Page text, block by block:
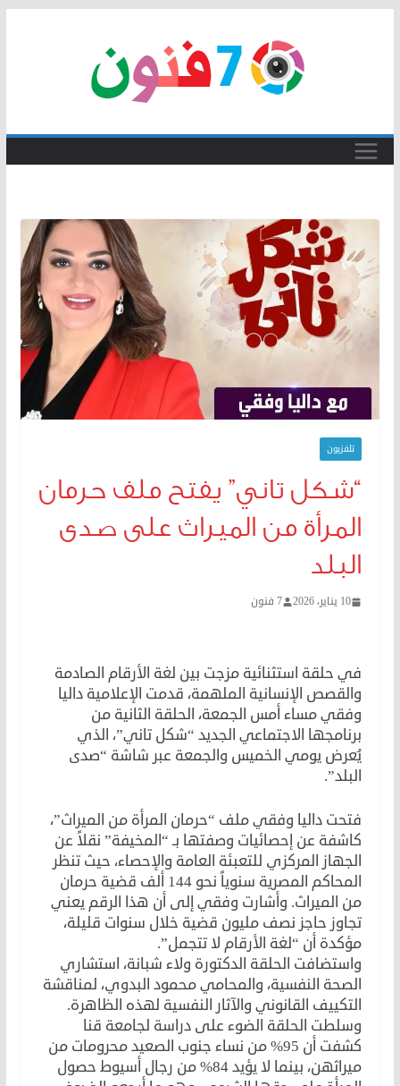
تلفزيون
“شكل تاني” يفتح ملف حرمان
المرأة من الميراث على صدى
البلد
10 يناير، 2026 7 فنون
في حلقة استثنائية مزجت بين لغة الأرقام الصادمة
والقصص الإنسانية الملهمة، قدمت الإعلامية داليا
وفقي مساء أمس الجمعة، الحلقة الثانية من
برنامجها الاجتماعي الجديد “شكل تاني”، الذي
يُعرض يومي الخميس والجمعة عبر شاشة “صدى
البلد”.
فتحت داليا وفقي ملف “حرمان المرأة من الميراث”،
كاشفة عن إحصائيات وصفتها بـ “المخيفة” نقلاً عن
الجهاز المركزي للتعبئة العامة والإحصاء، حيث تنظر
المحاكم المصرية سنوياً نحو 144 ألف قضية حرمان
من الميراث. وأشارت وفقي إلى أن هذا الرقم يعني
تجاوز حاجز نصف مليون قضية خلال سنوات قليلة،
مؤكدة أن “لغة الأرقام لا تتجمل”.
واستضافت الحلقة الدكتورة ولاء شبانة، استشاري
الصحة النفسية، والمحامي محمود البدوي، لمناقشة
التكييف القانوني والآثار النفسية لهذه الظاهرة.
وسلطت الحلقة الضوء على دراسة لجامعة قنا
كشفت أن 95% من نساء جنوب الصعيد محرومات من
ميراثهن، بينما لا يؤيد 84% من رجال أسيوط حصول